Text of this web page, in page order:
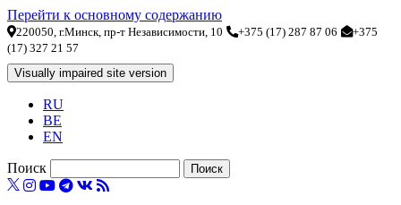
Перейти к основному содержанию
220050, г.Минск, пр-т Независимости, 10 +375 (17) 287 87 06
+375
(17) 327 21 57
RU
BE
EN
Поиск